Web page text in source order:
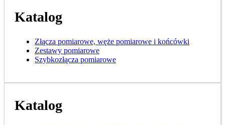
Katalog
Złącza pomiarowe, węże pomiarowe i końcówki
Zestawy pomiarowe
Szybkozłącza pomiarowe
Katalog